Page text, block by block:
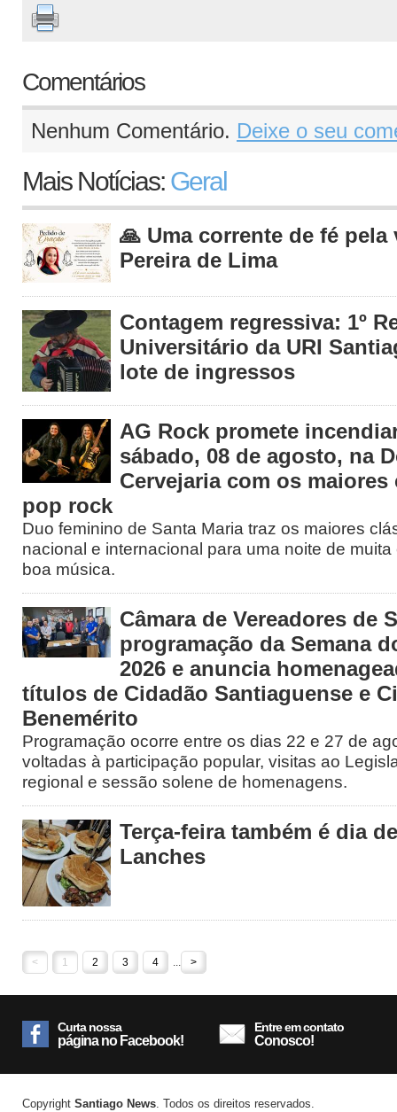
Comentários
Nenhum Comentário. Deixe o seu
Mais Notícias: Geral
🙏 Uma corrente de fé pela
Pereira de Lima
Contagem regressiva: 1º
Universitário da URI
lote de ingressos
AG Rock promete
sábado, 08 de agosto, na
Cervejaria com os
pop rock
Duo feminino de Santa Maria traz os maiores
nacional e internacional para uma noite de
boa música.
Câmara de Vereadores de
programação da Semana
2026 e anuncia
títulos de Cidadão Santiaguense e
Benemérito
Programação ocorre entre os dias 22 e 27 de
voltadas à participação popular, visitas ao
regional e sessão solene de homenagens.
Terça-feira também é dia
Lanches
< 1 2 3 4 >
Curta nossa
página no Facebook!
Entre em contato
Conosco!
Copyright Santiago News . Todos os direitos reservados.